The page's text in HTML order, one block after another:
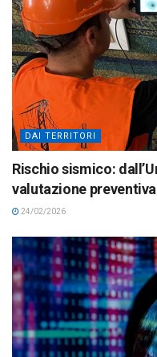
DAI TERRITORI
Rischio sismico:
valutazione preventiva
24/02/2026